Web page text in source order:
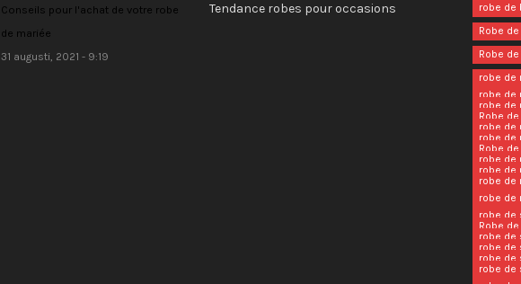
Conseils pour l'achat de votre robe
de mariée
31 augusti, 2021 - 9:19
Tendance robes pour occasions
robe de
Robe
Robe
robe de
robe de
robe de
Robe
robe de
robe de
Robe
robe de
robe de
robe de
robe de
robe de
Robe
robe de
robe de
robe de
robe de